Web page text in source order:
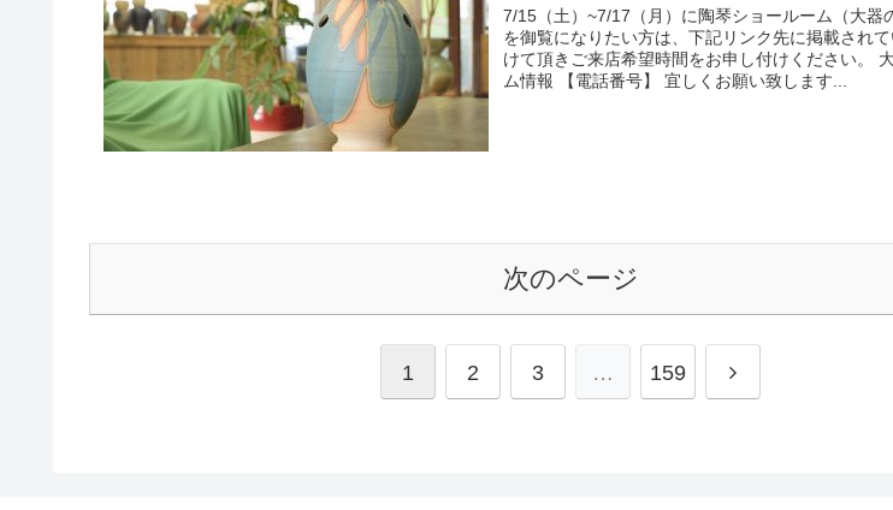
7/15（土）~7/17（月）に陶琴ショールーム（大器
を御覧になりたい方は、下記リンク先に掲載され
けて頂きご来店希望時間をお申し付けください。
ム情報 【電話番号】 宜しくお願い致します...
次のページ
1 2 3 … 159 次